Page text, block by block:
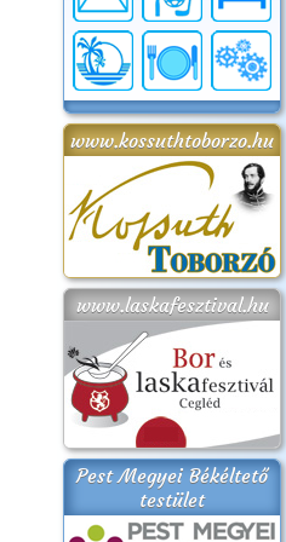
www.kossuthtoborzo.hu
www.laskafesztival.hu
Pest Megyei Békéltető
testület